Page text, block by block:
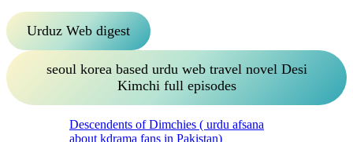
Urduz Web digest
seoul korea based urdu web travel novel Desi
Kimchi full episodes
Descendents of Dimchies ( urdu afsana
about kdrama fans in Pakistan)